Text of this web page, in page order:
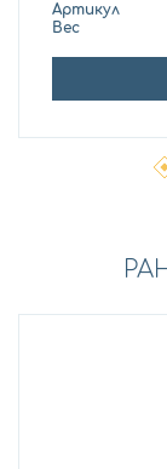
Артикул
Вес